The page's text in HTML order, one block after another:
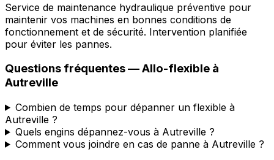
Service de maintenance hydraulique préventive pour
maintenir vos machines en bonnes conditions de
fonctionnement et de sécurité. Intervention planifiée
pour éviter les pannes.
Questions fréquentes —Allo-flexible à
Autreville
Combien de temps pour dépanner un flexible à
Autreville ?
Quels engins dépannez-vous à Autreville ?
Comment vous joindre en cas de panne à Autreville ?